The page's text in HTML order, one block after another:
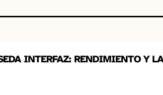
INTERFAZ: RENDIMIENTO Y